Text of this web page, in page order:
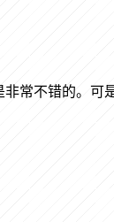
常不错的。